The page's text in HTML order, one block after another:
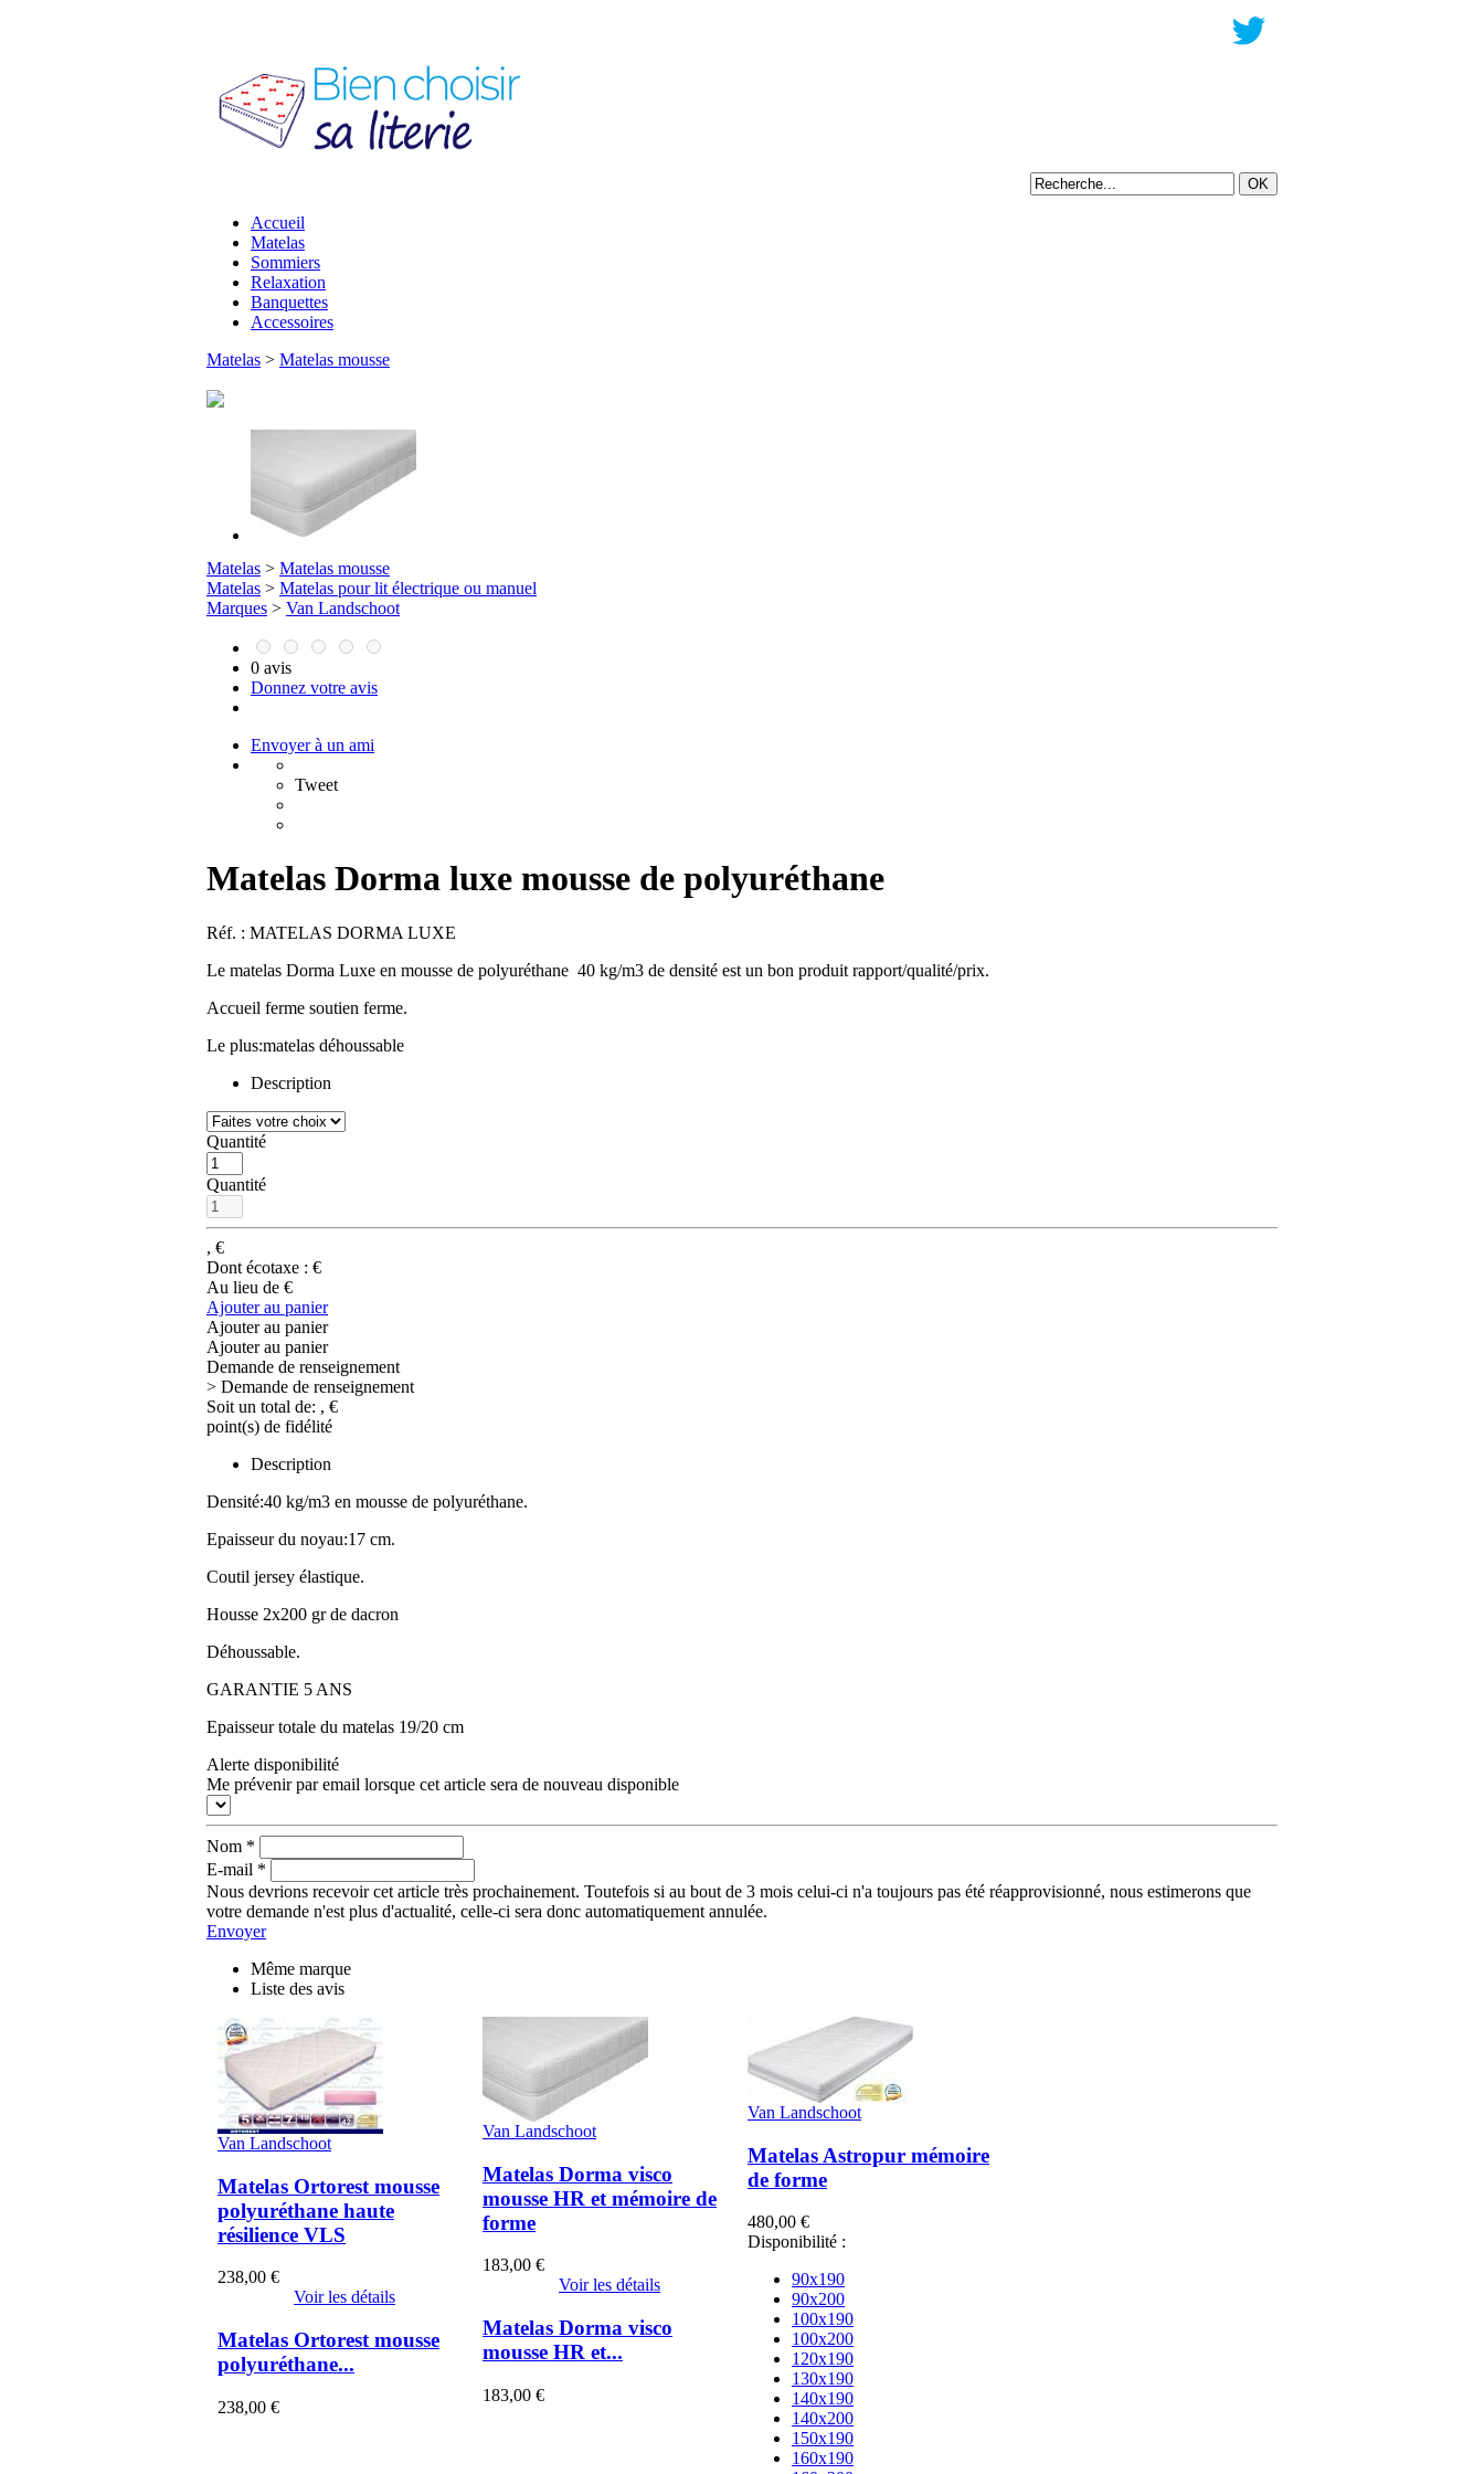
Accueil
Matelas
Sommiers
Relaxation
Banquettes
Accessoires
Matelas > Matelas mousse
Matelas > Matelas mousse
Matelas > Matelas pour lit électrique ou manuel
Marques > Van Landschoot
0 avis
Donnez votre avis
Envoyer à un ami
Tweet
Matelas Dorma luxe mousse de polyuréthane
Réf. : MATELAS DORMA LUXE
Le matelas Dorma Luxe en mousse de polyuréthane 40 kg/m3 de densité est un bon produit rapport/qualité/prix.
Accueil ferme soutien ferme.
Le plus:matelas déhoussable
Description
Quantité
Quantité
, €
Dont écotaxe : €
Au lieu de €
Ajouter au panier
Ajouter au panier
Ajouter au panier
Demande de renseignement
> Demande de renseignement
Soit un total de: , €
point(s) de fidélité
Description
Densité:40 kg/m3 en mousse de polyuréthane.
Epaisseur du noyau:17 cm.
Coutil jersey élastique.
Housse 2x200 gr de dacron
Déhoussable.
GARANTIE 5 ANS
Epaisseur totale du matelas 19/20 cm
Alerte disponibilité
Me prévenir par email lorsque cet article sera de nouveau disponible
Nom *
E-mail *
Nous devrions recevoir cet article très prochainement. Toutefois si au bout de 3 mois celui-ci n'a toujours pas été réapprovisionné, nous estimerons que
votre demande n'est plus d'actualité, celle-ci sera donc automatiquement annulée.
Envoyer
Même marque
Liste des avis
Van Landschoot
Matelas Ortorest mousse
polyuréthane haute
résilience VLS
238,00 €
Voir les détails
Matelas Ortorest mousse
polyuréthane...
238,00 €
Van Landschoot
Matelas Dorma visco
mousse HR et mémoire de
forme
183,00 €
Voir les détails
Matelas Dorma visco
mousse HR et...
183,00 €
Van Landschoot
Matelas Astropur mémoire
de forme
480,00 €
Disponibilité :
90x190
90x200
100x190
100x200
120x190
130x190
140x190
140x200
150x190
160x190